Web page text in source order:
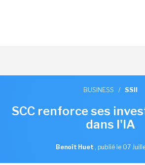
BUSINESS / SSII
SCC renforce ses
dans l'IA
Benoît Huet , publié le 07